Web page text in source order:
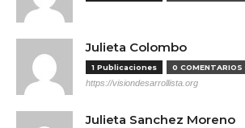
Julieta Colombo
1 Publicaciones 0 COMENTARIOS
https://visiondesarrollista.org
Julieta Sanchez Moreno